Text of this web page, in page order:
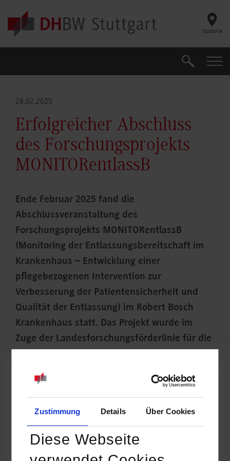
Zustimmung Details Über Cookies
Diese Webseite
Skip to main content
Standorte
Suche
28.02.2025
Erfolgreicher Abschluss
des Forschungsprojekts
MONITORentlassB
Ende Februar 2025 fand die
Abschlussveranstaltung des
Forschungsprojekts MONITORentlassB
(Monitoring der Entlassungsbereitschaft im
Krankenhaus – Entwicklung einer
pflegebezogenen Intervention zur
Verbesserung der Patientensicherheit und
Qualität der Entlassung) im Robert Bosch
Krankenhaus statt. Das Projekt wurde im
Zuge der Landesforschungsförderlinie für die
und Kunst Baden-Württemberg gefördert.